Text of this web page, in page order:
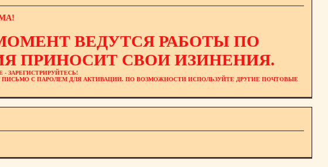
ВЕДУТСЯ РАБОТЫ ПО
ПРИНОСИТ СВОИ ИЗИНЕНИЯ.
ЗАРЕГИСТРИРУЙТЕСЬ!
ПИСЬМО С ПАРОЛЕМ ДЛЯ АКТИВАЦИИ. ПО ВОЗМОЖНОСТИ ИСПОЛЬЗУЙТЕ ДРУГИЕ ПОЧТОВЫЕ